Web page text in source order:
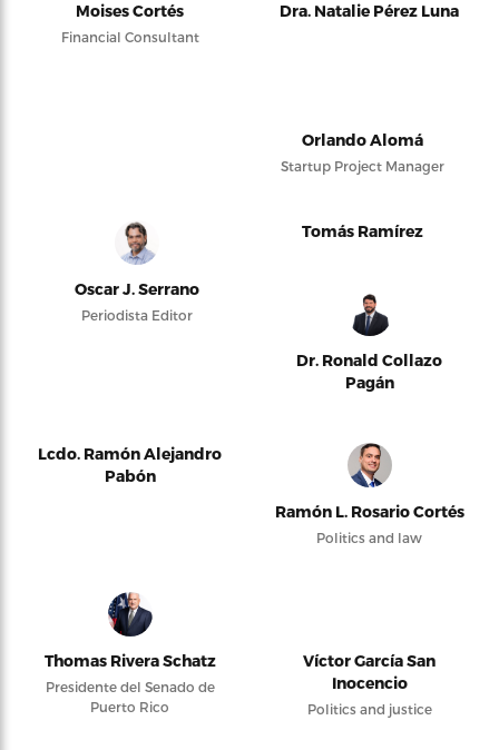
Moises Cortés
Financial Consultant
Dra. Natalie Pérez Luna
Orlando Alomá
Startup Project Manager
Oscar J. Serrano
Periodista Editor
Tomás Ramírez
Dr. Ronald Collazo
Pagán
Lcdo. Ramón Alejandro
Pabón
Ramón L. Rosario Cortés
Politics and law
Thomas Rivera Schatz
Presidente del Senado de
Puerto Rico
Víctor García San
Inocencio
Politics and justice